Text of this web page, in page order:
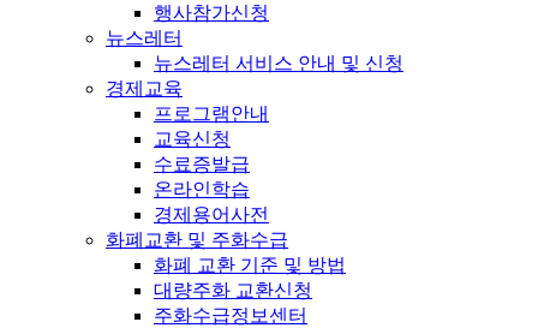
행사참가신청
뉴스레터
뉴스레터 서비스 안내 및 신청
경제교육
프로그램안내
교육신청
수료증발급
온라인학습
경제용어사전
화폐교환 및 주화수급
화폐 교환 기준 및 방법
대량주화 교환신청
주화수급정보센터